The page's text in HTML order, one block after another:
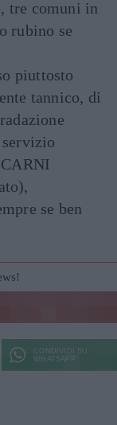
tre comuni in
rubino se
piuttosto
tannico, di
se ben
CONDIVIDI SU
WHATSAPP